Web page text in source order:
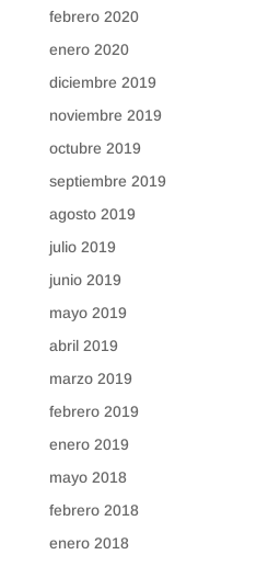
febrero 2020
enero 2020
diciembre 2019
noviembre 2019
octubre 2019
septiembre 2019
agosto 2019
julio 2019
junio 2019
mayo 2019
abril 2019
marzo 2019
febrero 2019
enero 2019
mayo 2018
febrero 2018
enero 2018